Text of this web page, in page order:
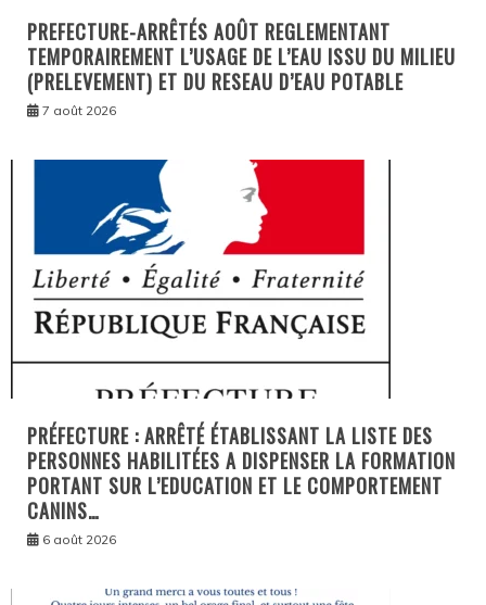
PREFECTURE-ARRÊTÉS AOÛT REGLEMENTANT
TEMPORAIREMENT L’USAGE DE L’EAU ISSU DU MILIEU
(PRELEVEMENT) ET DU RESEAU D’EAU POTABLE
7 août 2026
PRÉFECTURE : ARRÊTÉ ÉTABLISSANT LA LISTE DES
PERSONNES HABILITÉES A DISPENSER LA FORMATION
PORTANT SUR L’EDUCATION ET LE COMPORTEMENT
CANINS…
6 août 2026